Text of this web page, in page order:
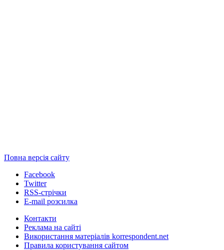
Повна версія сайту
Facebook
Twitter
RSS-стрічки
E-mail розсилка
Контакти
Реклама на сайті
Використання матеріалів korrespondent.net
Правила користування сайтом